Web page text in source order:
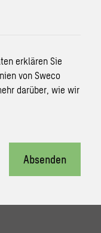
erklären Sie
von Sweco
darüber, wie wir
Absenden